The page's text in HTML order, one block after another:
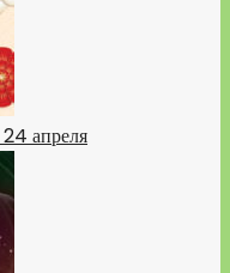
апреля